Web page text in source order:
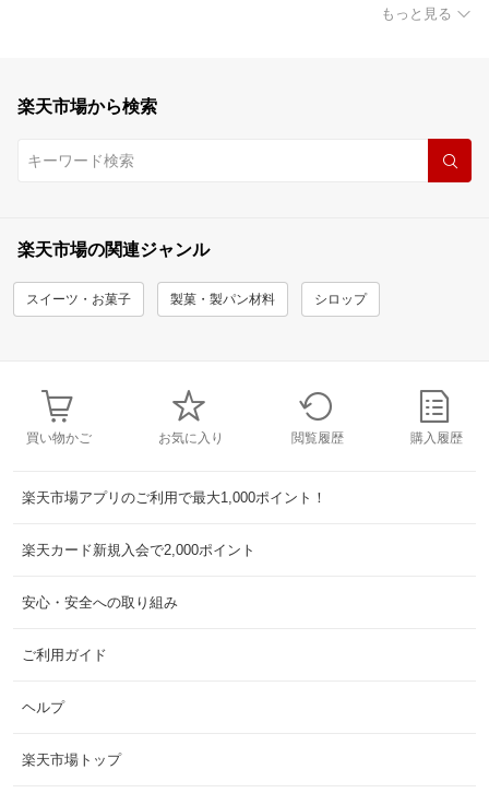
もっと見る
楽天市場から検索
楽天市場の関連ジャンル
スイーツ・お菓子 製菓・製パン材料 シロップ
買い物かご お気に入り 閲覧履歴 購入履歴
楽天市場アプリのご利用で最大1,000ポイント！
楽天カード新規入会で2,000ポイント
安心・安全への取り組み
ご利用ガイド
ヘルプ
楽天市場トップ